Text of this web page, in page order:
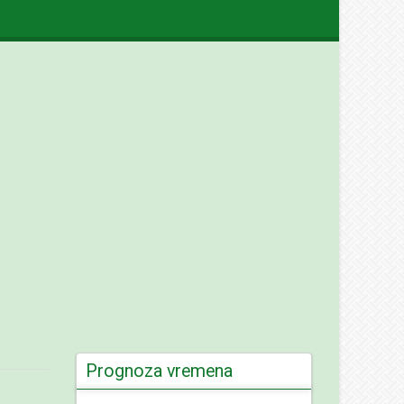
Prognoza vremena